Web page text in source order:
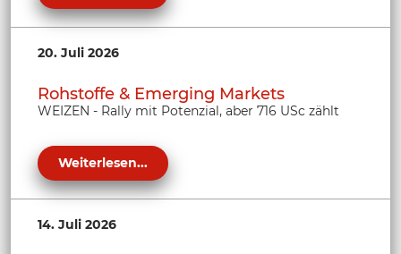
20. Juli 2026
Rohstoffe & Emerging Markets
WEIZEN - Rally mit Potenzial, aber 716 USc zählt
Weiterlesen...
14. Juli 2026